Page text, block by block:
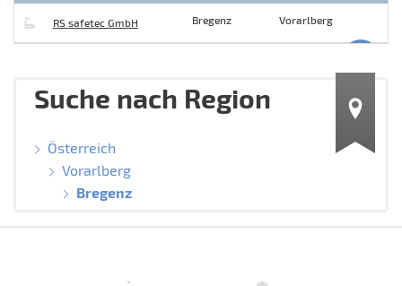
RS safetec GmbH Bregenz Vorarlberg
Suche nach Region
Österreich
Vorarlberg
Bregenz